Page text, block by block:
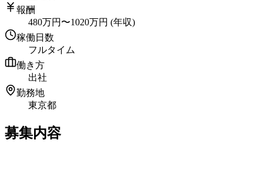
報酬
480万円 〜1020万円 (年収)
稼働日数
フルタイム
働き方
出社
勤務地
東京都
募集内容